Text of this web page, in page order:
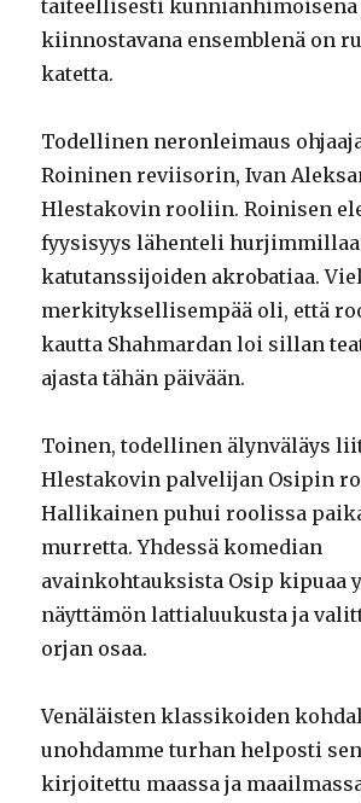
taiteellisesti kunnianhimoisena
kiinnostavana ensemblenä on
katetta.
Todellinen neronleimaus
Roininen reviisorin, Ivan
Hlestakovin rooliin. Roinisen
fyysisyys lähenteli
katutanssijoiden akrobatiaa.
merkityksellisempää oli, että
kautta Shahmardan loi sillan
ajasta tähän päivään.
Toinen, todellinen älynväläys
Hlestakovin palvelijan Osipin
Hallikainen puhui roolissa
murretta. Yhdessä komedian
avainkohtauksista Osip kipuaa
näyttämön lattialuukusta ja
orjan osaa.
Venäläisten klassikoiden
unohdamme turhan helposti
kirjoitettu maassa ja